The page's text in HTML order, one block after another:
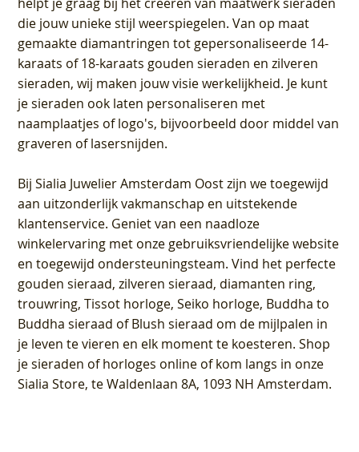
die jouw unieke stijl weerspiegelen. Van op maat
gemaakte diamantringen tot gepersonaliseerde 14-
karaats of 18-karaats gouden sieraden en zilveren
sieraden, wij maken jouw visie werkelijkheid. Je kunt
je sieraden ook laten personaliseren met
naamplaatjes of logo's, bijvoorbeeld door middel van
graveren of lasersnijden.
BijSialia Juwelier Amsterdam Oostzijn we toegewijd
aan uitzonderlijk vakmanschap en uitstekende
klantenservice. Geniet van een naadloze
winkelervaring met onze gebruiksvriendelijke website
en toegewijd ondersteuningsteam. Vind het perfecte
gouden sieraad, zilveren sieraad, diamanten ring,
trouwring, Tissot horloge, Seiko horloge, Buddha to
Buddha sieraad of Blush sieraad om de mijlpalen in
je leven te vieren en elk moment te koesteren. Shop
je sieraden of horloges online of kom langs in onze
Sialia Store, te Waldenlaan 8A, 1093 NH Amsterdam.